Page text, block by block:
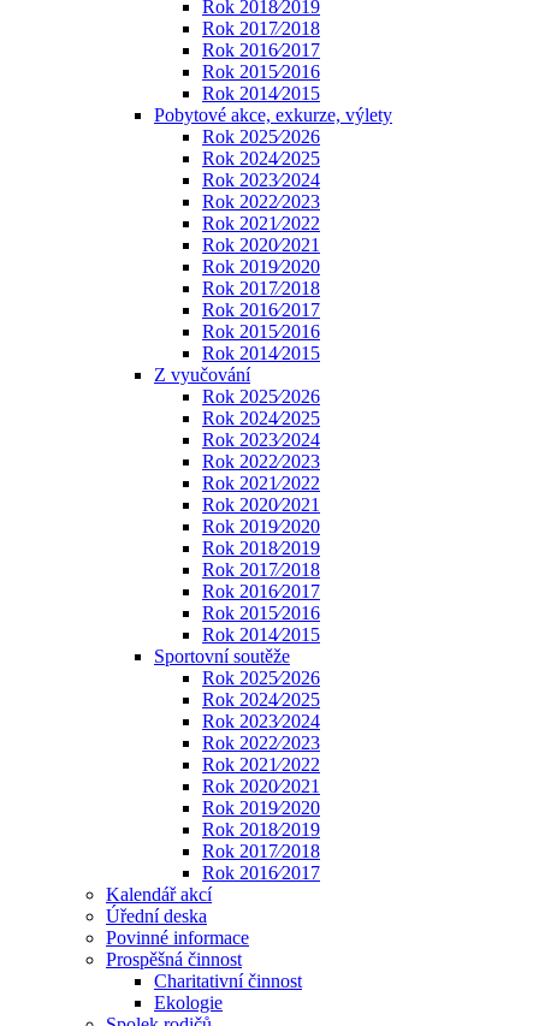
Rok 2018⁄2019
Rok 2017⁄2018
Rok 2016⁄2017
Rok 2015⁄2016
Rok 2014⁄2015
Pobytové akce, exkurze, výlety
Rok 2025⁄2026
Rok 2024⁄2025
Rok 2023⁄2024
Rok 2022⁄2023
Rok 2021⁄2022
Rok 2020⁄2021
Rok 2019⁄2020
Rok 2017⁄2018
Rok 2016⁄2017
Rok 2015⁄2016
Rok 2014⁄2015
Z vyučování
Rok 2025⁄2026
Rok 2024⁄2025
Rok 2023⁄2024
Rok 2022⁄2023
Rok 2021⁄2022
Rok 2020⁄2021
Rok 2019⁄2020
Rok 2018⁄2019
Rok 2017⁄2018
Rok 2016⁄2017
Rok 2015⁄2016
Rok 2014⁄2015
Sportovní soutěže
Rok 2025⁄2026
Rok 2024⁄2025
Rok 2023⁄2024
Rok 2022⁄2023
Rok 2021⁄2022
Rok 2020⁄2021
Rok 2019⁄2020
Rok 2018⁄2019
Rok 2017⁄2018
Rok 2016⁄2017
Kalendář akcí
Úřední deska
Povinné informace
Prospěšná činnost
Charitativní činnost
Ekologie